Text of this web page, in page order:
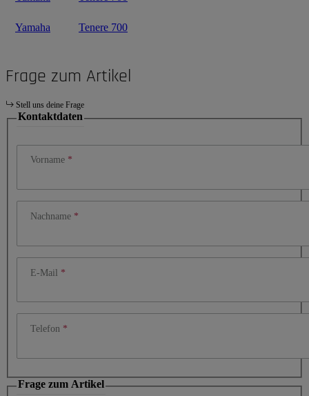
Yamaha Tenere 700
Frage zum Artikel
Stell uns deine Frage
Kontaktdaten
Vorname
Nachname
E-Mail
Telefon
Frage zum Artikel